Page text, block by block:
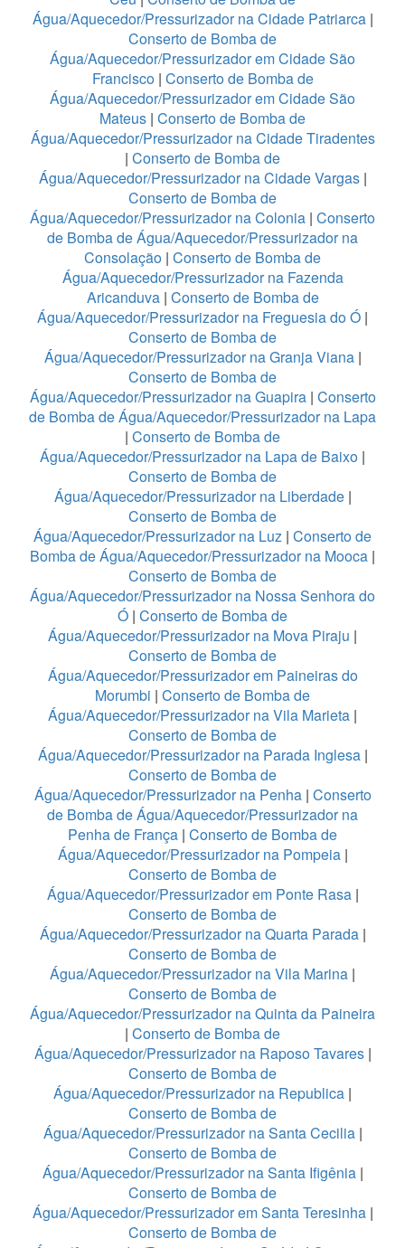
Água/Aquecedor/Pressurizador na Cidade Patriarca|
Conserto de Bomba de
Água/Aquecedor/Pressurizador em Cidade São
Francisco | Conserto de Bomba de
Água/Aquecedor/Pressurizador em Cidade São
Mateus | Conserto de Bomba de
Água/Aquecedor/Pressurizador na Cidade Tiradentes
| Conserto de Bomba de
Água/Aquecedor/Pressurizador na Cidade Vargas |
Conserto de Bomba de
Água/Aquecedor/Pressurizador na Colonia | Conserto
de Bomba de Água/Aquecedor/Pressurizador na
Consolação | Conserto de Bomba de
Água/Aquecedor/Pressurizador na Fazenda
Aricanduva| Conserto de Bomba de
Água/Aquecedor/Pressurizador na Freguesia do Ó |
Conserto de Bomba de
Água/Aquecedor/Pressurizador na Granja Viana|
Conserto de Bomba de
Água/Aquecedor/Pressurizador na Guapira| Conserto
de Bomba de Água/Aquecedor/Pressurizador na Lapa
| Conserto de Bomba de
Água/Aquecedor/Pressurizador na Lapa de Baixo |
Conserto de Bomba de
Água/Aquecedor/Pressurizador na Liberdade |
Conserto de Bomba de
Água/Aquecedor/Pressurizador na Luz | Conserto de
Bomba de Água/Aquecedor/Pressurizador na Mooca |
Conserto de Bomba de
Água/Aquecedor/Pressurizador na Nossa Senhora do
Ó | Conserto de Bomba de
Água/Aquecedor/Pressurizador na Mova Piraju |
Conserto de Bomba de
Água/Aquecedor/Pressurizador em Paineiras do
Morumbi | Conserto de Bomba de
Água/Aquecedor/Pressurizador na Vila Marieta |
Conserto de Bomba de
Água/Aquecedor/Pressurizador na Parada Inglesa |
Conserto de Bomba de
Água/Aquecedor/Pressurizador na Penha| Conserto
de Bomba de Água/Aquecedor/Pressurizador na
Penha de França | Conserto de Bomba de
Água/Aquecedor/Pressurizador na Pompeia|
Conserto de Bomba de
Água/Aquecedor/Pressurizador em Ponte Rasa|
Conserto de Bomba de
Água/Aquecedor/Pressurizador na Quarta Parada|
Conserto de Bomba de
Água/Aquecedor/Pressurizador na Vila Marina |
Conserto de Bomba de
Água/Aquecedor/Pressurizador na Quinta da Paineira
| Conserto de Bomba de
Água/Aquecedor/Pressurizador na Raposo Tavares|
Conserto de Bomba de
Água/Aquecedor/Pressurizador na Republica |
Conserto de Bomba de
Água/Aquecedor/Pressurizador na Santa Cecilia|
Conserto de Bomba de
Água/Aquecedor/Pressurizador na Santa Ifigênia |
Conserto de Bomba de
Água/Aquecedor/Pressurizador em Santa Teresinha|
Conserto de Bomba de